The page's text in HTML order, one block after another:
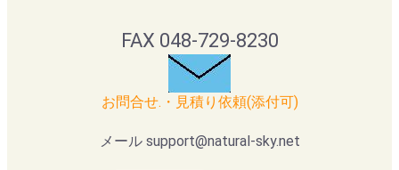
FAX 048-729-8230
お問合せ.・見積り依頼(添付可)
メール support@natural-sky.net